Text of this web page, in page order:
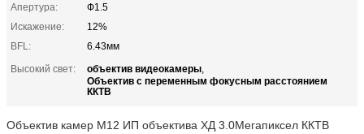
Апертура:
Ф1.5
Искажение:
12%
BFL:
6.43мм
Высокий свет:
объектив видеокамеры,
Объектив с переменным фокусным расстоянием
ККТВ
Объектив камер М12 ИП объектива ХД 3.0Мегапиксел ККТВ